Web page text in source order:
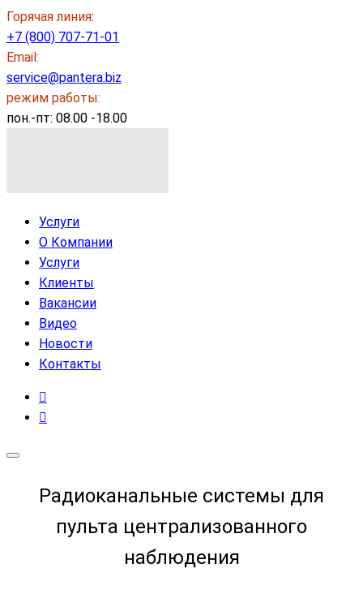
Горячая линия:
+7 (800) 707-71-01
Email:
service@pantera.biz
режим работы:
пон.-пт: 08.00 -18.00
Услуги
О Компании
Услуги
Клиенты
Вакансии
Видео
Новости
Контакты
Радиоканальные системы для
пульта централизованного
наблюдения